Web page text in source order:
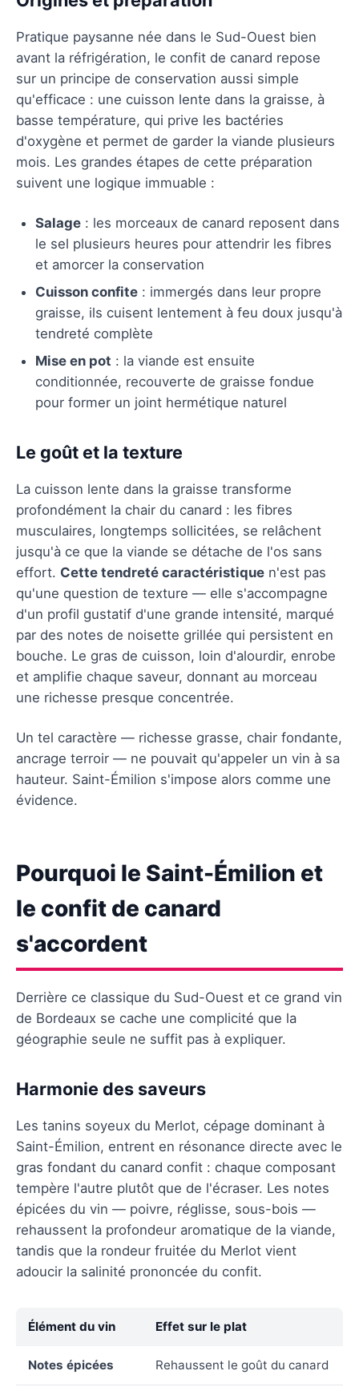
Pratique paysanne née dans le Sud-Ouest bien
avant la réfrigération, le confit de canard repose
sur un principe de conservation aussi simple
qu'efficace : une cuisson lente dans la graisse, à
basse température, qui prive les bactéries
d'oxygène et permet de garder la viande plusieurs
mois. Les grandes étapes de cette préparation
suivent une logique immuable :
Salage : les morceaux de canard reposent dans
le sel plusieurs heures pour attendrir les fibres
et amorcer la conservation
Cuisson confite : immergés dans leur propre
graisse, ils cuisent lentement à feu doux jusqu'à
tendreté complète
Mise en pot : la viande est ensuite
conditionnée, recouverte de graisse fondue
pour former un joint hermétique naturel
Le goût et la texture
La cuisson lente dans la graisse transforme
profondément la chair du canard : les fibres
musculaires, longtemps sollicitées, se relâchent
jusqu'à ce que la viande se détache de l'os sans
effort. Cette tendreté caractéristique n'est pas
qu'une question de texture — elle s'accompagne
d'un profil gustatif d'une grande intensité, marqué
par des notes de noisette grillée qui persistent en
bouche. Le gras de cuisson, loin d'alourdir, enrobe
et amplifie chaque saveur, donnant au morceau
une richesse presque concentrée.
Un tel caractère — richesse grasse, chair fondante,
ancrage terroir — ne pouvait qu'appeler un vin à sa
hauteur. Saint-Émilion s'impose alors comme une
évidence.
Pourquoi le Saint-Émilion et
le confit de canard
s'accordent
Derrière ce classique du Sud-Ouest et ce grand vin
de Bordeaux se cache une complicité que la
géographie seule ne suffit pas à expliquer.
Harmonie des saveurs
Les tanins soyeux du Merlot, cépage dominant à
Saint-Émilion, entrent en résonance directe avec le
gras fondant du canard confit : chaque composant
tempère l'autre plutôt que de l'écraser. Les notes
épicées du vin — poivre, réglisse, sous-bois —
rehaussent la profondeur aromatique de la viande,
tandis que la rondeur fruitée du Merlot vient
adoucir la salinité prononcée du confit.
Élément du vin Effet sur le plat
Notes épicées Rehaussent le goût du canard